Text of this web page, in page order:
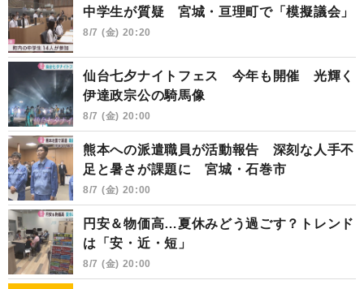
中学生が質疑 宮城・亘理町で「模擬議会」
8/7 (金) 20:20
仙台七夕ナイトフェス 今年も開催 光輝く
伊達政宗公の騎馬像
8/7 (金) 20:00
熊本への派遣職員が活動報告 深刻な人手不
足と暑さが課題に 宮城・石巻市
8/7 (金) 20:00
円安＆物価高…夏休みどう過ごす？トレンド
は「安・近・短」
8/7 (金) 20:00